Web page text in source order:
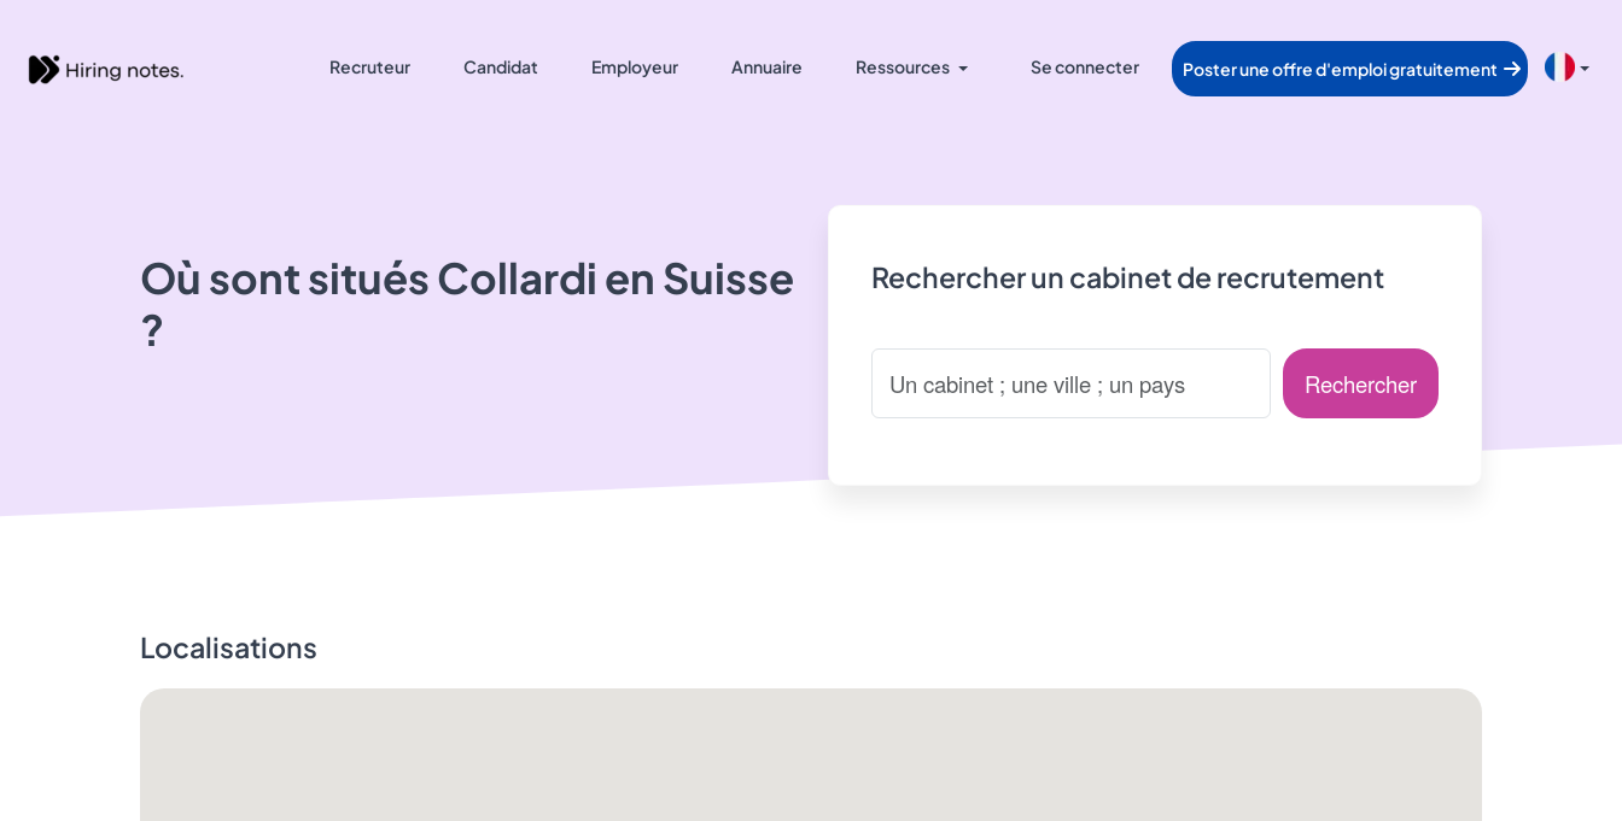
Recruteur Candidat Employeur Annuaire Ressources Se connecter Poster une offre d'emploi gratuitement
Où sont situésCollardi en Suisse
?
Rechercher un cabinet de recrutement
Rechercher
Localisations